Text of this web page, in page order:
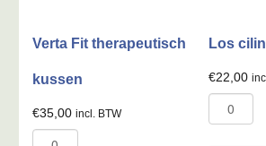
Verta Fit therapeutisch
kussen
€35,00 incl. BTW
Los
€22,00
cilinderslot